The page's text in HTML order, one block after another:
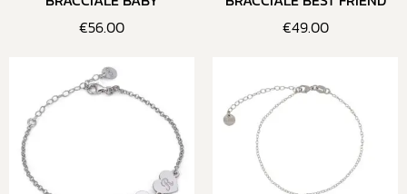
€56.00
€49.00